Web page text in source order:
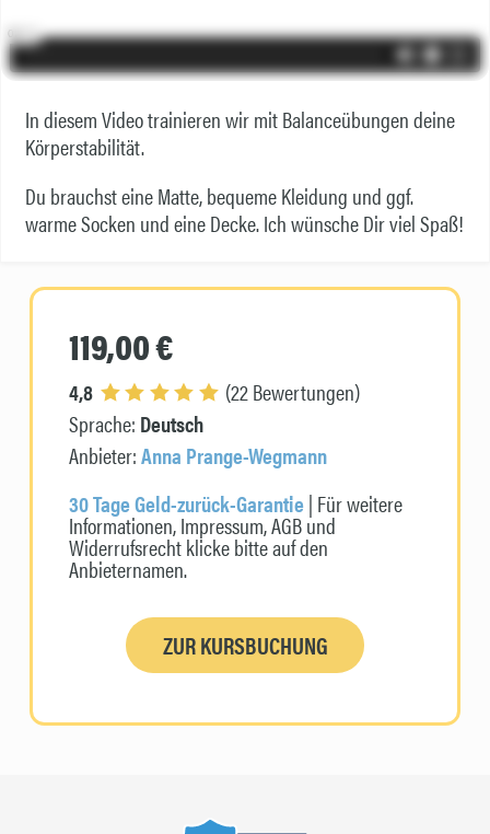
In diesem Video trainieren wir mit Balanceübungen deine
Körperstabilität.
Du brauchst eine Matte, bequeme Kleidung und ggf.
warme Socken und eine Decke. Ich wünsche Dir viel Spaß!
119,00 €
4,8
(22 Bewertungen)
Sprache: Deutsch
Anbieter:Anna Prange-Wegmann
30 Tage Geld-zurück-Garantie| Für weitere
Informationen, Impressum, AGB und
Widerrufsrecht klicke bitte auf den
Anbieternamen.
ZUR KURSBUCHUNG